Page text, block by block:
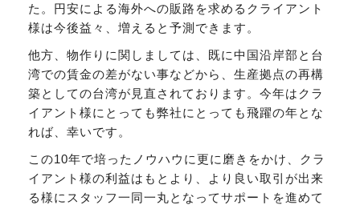
た。円安による海外への販路を求めるクライアント
様は今後益々、増えると予測できます。
他方、物作りに関しましては、既に中国沿岸部と台
湾での賃金の差がない事などから、生産拠点の再構
築としての台湾が見直されております。今年はクラ
イアント様にとっても弊社にとっても飛躍の年とな
れば、幸いです。
この10年で培ったノウハウに更に磨きをかけ、クラ
イアント様の利益はもとより、より良い取引が出来
る様にスタッフ一同一丸となってサポートを進めて